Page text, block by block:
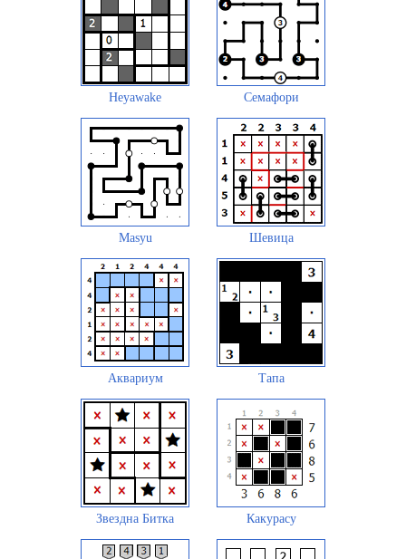
Heyawake Семафори
Masyu Шевица
Аквариум Тапа
Звездна Битка Какурасу